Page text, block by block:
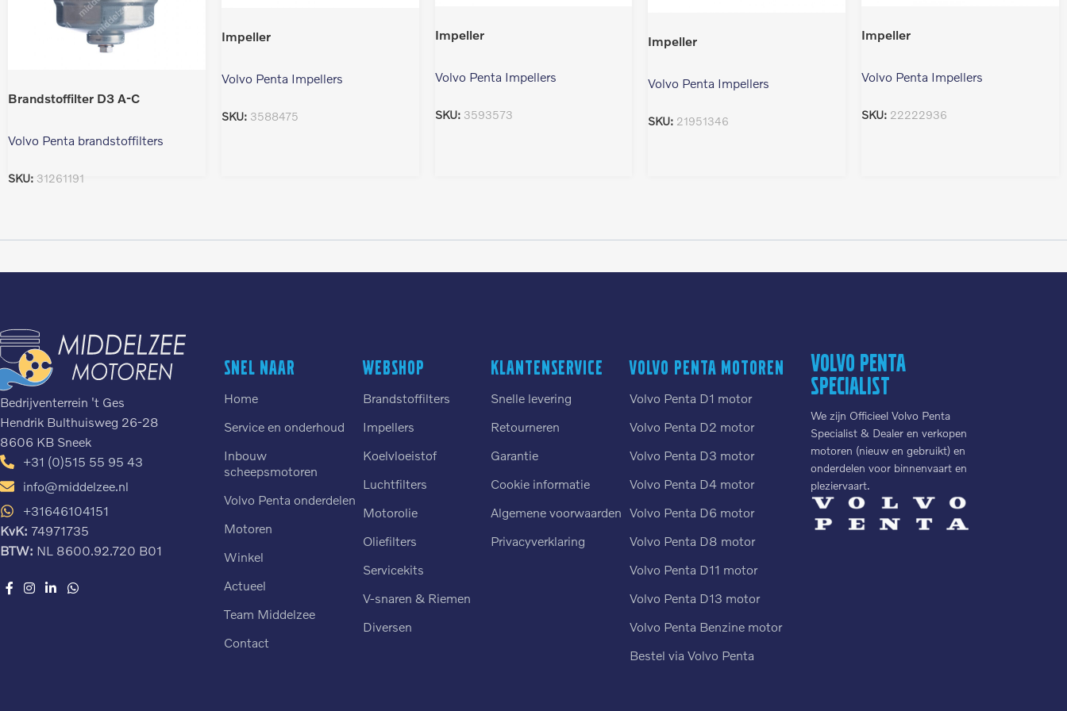
Brandstoffilter D3 A-C
Volvo Penta brandstoffilters
SKU: 31261191
Impeller
Volvo Penta Impellers
SKU: 3588475
Impeller
Volvo Penta Impellers
SKU: 3593573
Impeller
Volvo Penta Impellers
SKU: 21951346
Impeller
Volvo Penta Impellers
SKU: 22222936
Bedrijventerrein 't Ges
Hendrik Bulthuisweg 26-28
8606 KB Sneek
+31 (0)515 55 95 43
info@middelzee.nl
+31646104151
KvK: 74971735
BTW: NL 8600.92.720 B01
Snel naar
Home
Service en onderhoud
Inbouw
scheepsmotoren
Volvo Penta onderdelen
Motoren
Winkel
Actueel
Team Middelzee
Contact
Webshop
Brandstoffilters
Impellers
Koelvloeistof
Luchtfilters
Motorolie
Oliefilters
Servicekits
V-snaren & Riemen
Diversen
Klantenservice
Snelle levering
Retourneren
Garantie
Cookie informatie
Algemene voorwaarden
Privacyverklaring
Volvo Penta motoren
Volvo Penta D1 motor
Volvo Penta D2 motor
Volvo Penta D3 motor
Volvo Penta D4 motor
Volvo Penta D6 motor
Volvo Penta D8 motor
Volvo Penta D11 motor
Volvo Penta D13 motor
Volvo Penta Benzine motor
Bestel via Volvo Penta
Volvo Penta
Specialist
We zijn Officieel Volvo Penta
Specialist & Dealer en verkopen
motoren (nieuw en gebruikt) en
onderdelen voor binnenvaart en
pleziervaart.